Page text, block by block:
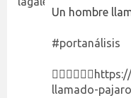
Un hombre
#portanálisis
👉🏻👉🏻👉🏻
llamado-